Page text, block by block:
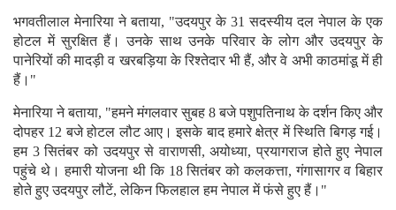
भगवतीलाल मेनारिया ने बताया, "उदयपुर के 31 सदस्यीय दल नेपाल के एक
होटल में सुरक्षित हैं। उनके साथ उनके परिवार के लोग और उदयपुर के
पानेरियों की मादड़ी व खरबड़िया के रिश्तेदार भी हैं, और वे अभी काठमांडू में ही
हैं।"
मेनारिया ने बताया, "हमने मंगलवार सुबह 8 बजे पशुपतिनाथ के दर्शन किए और
दोपहर 12 बजे होटल लौट आए। इसके बाद हमारे क्षेत्र में स्थिति बिगड़ गई।
हम 3 सितंबर को उदयपुर से वाराणसी, अयोध्या, प्रयागराज होते हुए नेपाल
पहुंचे थे। हमारी योजना थी कि 18 सितंबर को कलकत्ता, गंगासागर व बिहार
होते हुए उदयपुर लौटें, लेकिन फिलहाल हम नेपाल में फंसे हुए हैं।"